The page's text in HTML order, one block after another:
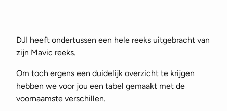
DJI heeft ondertussen een hele reeks uitgebracht van
zijn Mavic reeks.
Om toch ergens een duidelijk overzicht te krijgen
hebben we voor jou een tabel gemaakt met de
voornaamste verschillen.